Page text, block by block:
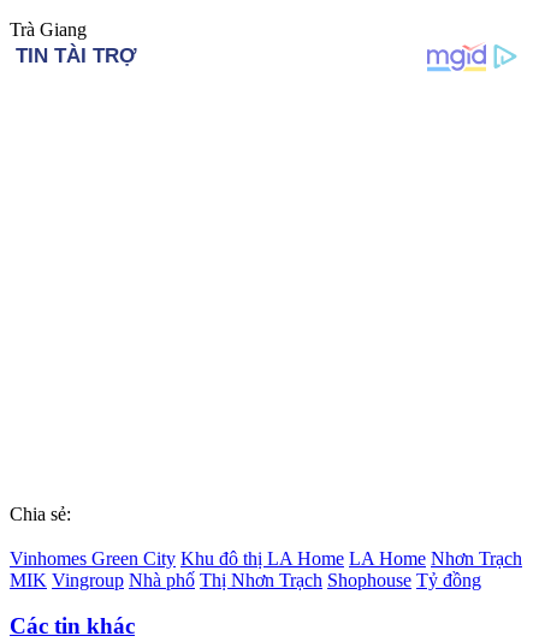
Trà Giang
Chia sẻ:
Vinhomes Green City Khu đô thị LA Home LA Home Nhơn Trạch
MIK Vingroup Nhà phố Thị Nhơn Trạch Shophouse Tỷ đồng
Các tin khác